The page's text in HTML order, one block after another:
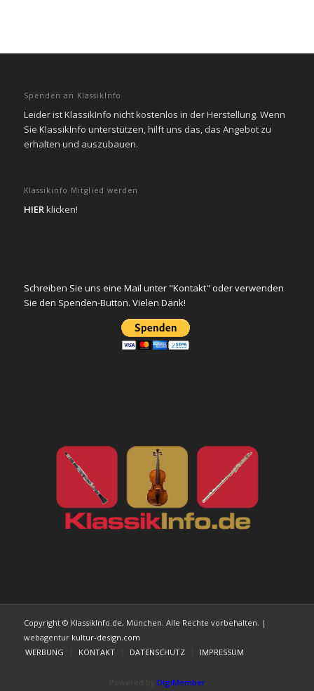
Spenden an KlassikInfo
Leider ist KlassikInfo nicht kostenlos in der Herstellung. Wenn
Sie KlassikInfo unterstützen, hilft uns das, das Angebot zu
erhalten und auszubauen.
Klassikinfo Mitglied werden
HIERklicken!
Schreiben Sie uns eine Mail unter "Kontakt" oder verwenden
Sie den Spenden-Button. Vielen Dank!
Copyright © KlassikInfo.de, München. Alle Rechte vorbehalten. |
webagentur kultur-design.com
WERBUNG
KONTAKT DATENSCHUTZ IMPRESSUM
DigiMember